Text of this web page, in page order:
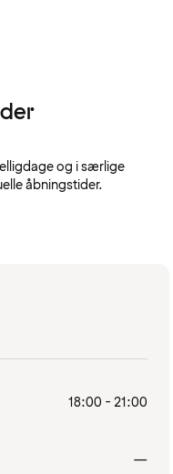
og i særlige
åbningstider.
18:00 - 21:00
—